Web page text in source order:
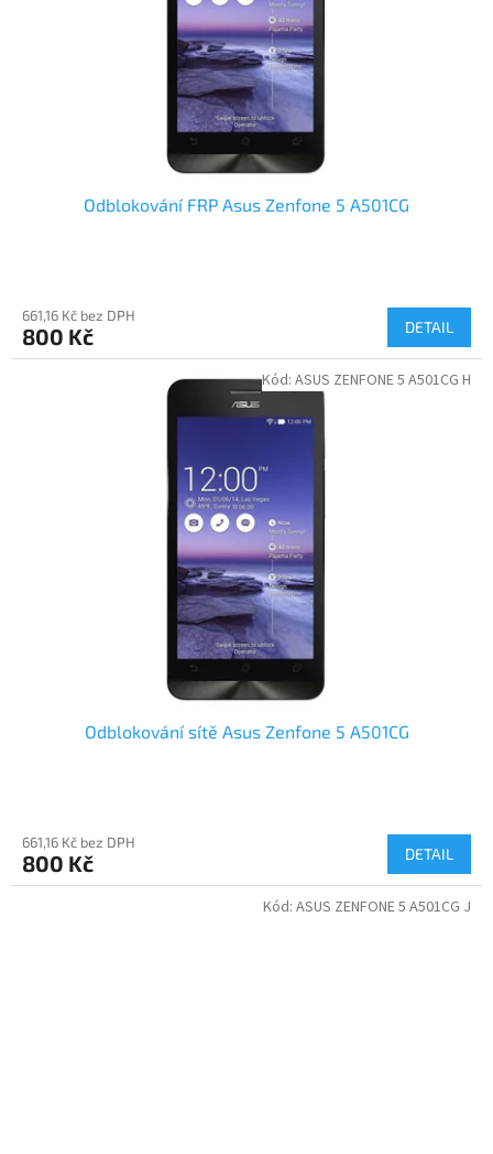
Odblokování FRP Asus Zenfone 5 A501CG
661,16 Kč bez DPH
800 Kč DETAIL
Odblokování sítě Asus Zenfone 5 A501CG
661,16 Kč bez DPH
800 Kč DETAIL
Kód: ASUS ZENFONE 5 A501CG H
Kód: ASUS ZENFONE 5 A501CG J